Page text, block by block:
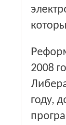
Реформа электроэнергетики формально закончится в
2008
году,